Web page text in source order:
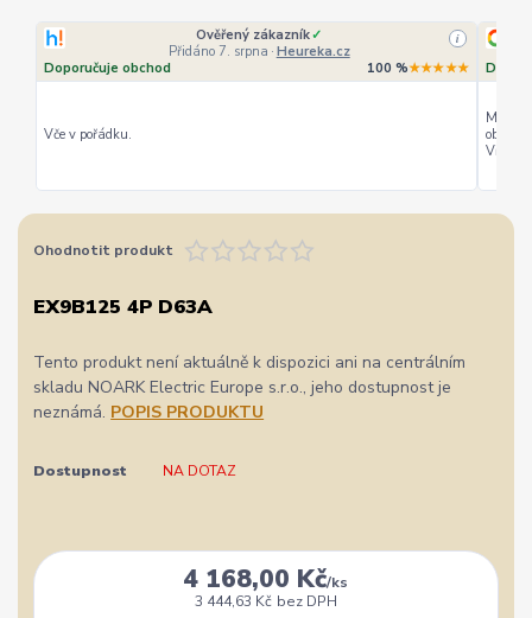
Ověřený zákazník✓
Přidáno 7. srpna · Heureka.cz
i
Doporučuje obchod 100 %★★★★★
Vče v pořádku.
Můžu
Vřele
Ohodnotit produkt
EX9B125 4P D63A
Tento produkt není aktuálně k dispozici ani na centrálním
skladu NOARK Electric Europe s.r.o., jeho dostupnost je
neznámá. POPIS PRODUKTU
Dostupnost NA DOTAZ
4 168,00 Kč/ks
3 444,63 Kč bez DPH